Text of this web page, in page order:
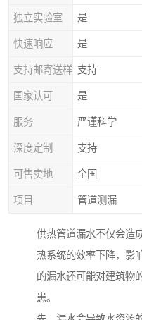
独立实验室 是
快速响应 是
支持邮寄送样 支持
国家认可 是
服务 严谨科学
深度定制 支持
可售卖地 全国
项目 管道测漏
供热管道漏水不仅会造
热系统的效率下降，影
的漏水还可能对建筑物
患。